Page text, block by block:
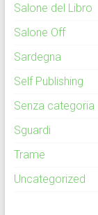
Salone del Libro
Salone Off
Sardegna
Self Publishing
Senza categoria
Sguardi
Trame
Uncategorized